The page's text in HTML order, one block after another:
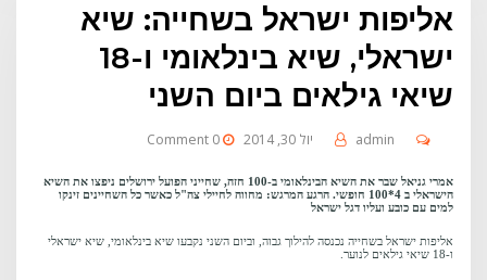
אליפות ישראל בשחייה: שיא
ישראלי, שיא בינלאומי ו-18
שיאי גילאים ביום השני
יול 30, 2014 admin
0 Comment
אמרי גניאל שבר את השיא הבינלאומי ב-100 חזה, שחייני הפועל ירושלים ניפצו את השיא
הישראלי ב 4*100 חופשי. הרגע המרגש: מחווה לחיילי צה"ל כאשר כל השחיינים זינקו
למים עם כובע ועליו דגל ישראל
אליפות ישראל בשחייה נכנסה להילוך גבוה, וביום השני נקבעו שיא בינלאומי, שיא ישראלי
ו-18 שיאי גילאים לנוער.